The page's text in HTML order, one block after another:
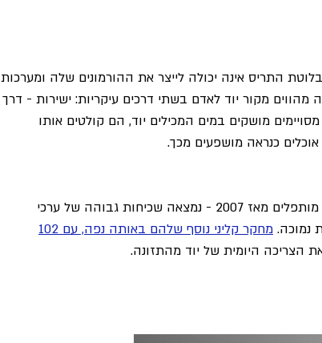
התריס אינה יכולה לייצר את ההורמונים שלה ומערכות
מק"ג ליום למבוגרים. מי שתייה מהווים מקור יוד לאדם בשתי דרכים עיקריות: ישירות - דרך
מושקים במים המכילים יוד, הם קולטים אותו
כנראה מושפעים מכך.
- אזור החשוף למים מותפלים מאז 2007 - נמצאה שכיחות גבוהה של ערכי
נמוכה.
מחקר קליני נוסף שלהם באותה נפה, עם 102
הצריכה היומית של יוד מהתזונה.